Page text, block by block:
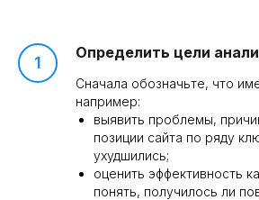
Определить цели
Сначала обозначьте, что
например:
выявить проблемы,
позиции сайта по ряду
ухудшились;
оценить эффективность
понять, получилось ли